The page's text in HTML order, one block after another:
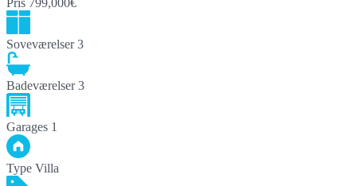
Soveværelser 3
Badeværelser 3
Garages 1
Type Villa